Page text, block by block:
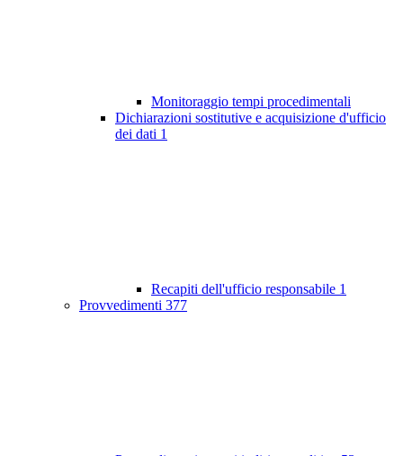
Monitoraggio tempi procedimentali
Dichiarazioni sostitutive e acquisizione d'ufficio
dei dati 1
Recapiti dell'ufficio responsabile 1
Provvedimenti 377